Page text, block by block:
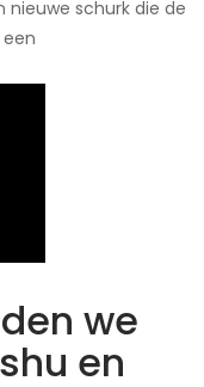
nieuwe schurk die de
we
en